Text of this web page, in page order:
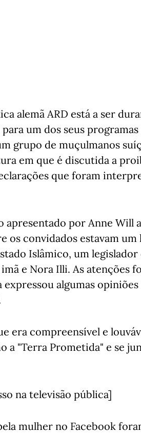
alemã ARD está a ser
um dos seus
grupo de muçulmanos
em que é discutida a
que foram
por Anne Will
os convidados estavam um
Islâmico, um
e Nora Illi. As atenções
algumas
era compreensível e
a "Terra Prometida" e se
na televisão pública]
mulher no Facebook